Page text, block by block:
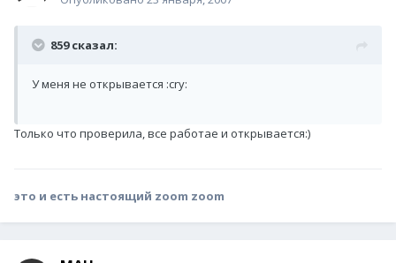
859 сказал:
У меня не открывается :cry:
Только что проверила, все работае и открывается:)
это и есть настоящий zoom zoom